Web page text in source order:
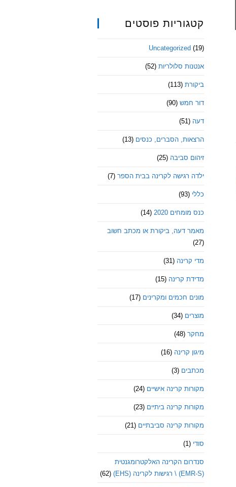
קטגוריות פוסטים
Uncategorized (19)
אנטנות סלולריות (52)
ביקורת (113)
דור חמש (90)
דעה (51)
הרצאות, הסברים, כנסים (13)
זיהום סביבה (25)
ילדה רגישה לקרינה בבית הספר (7)
כללי (93)
כנס מומחים 2020 (14)
מאמר דעה, ביקורת או מכתב חשוב
(27)
מדי קרינה (31)
מדידת קרינה (15)
מונים חכמים ומקרינים (17)
מוצרים (34)
מחקר (48)
מיגון קרינה (16)
מכתבים (3)
מקורות קרינה אישיים (24)
מקורות קרינה ביתיים (23)
מקורות קרינה סביבתיים (21)
סודי (1)
סנדרום הקרינה האלקטרומגנטית
(EMR-S) \ רגישות לקרינה (EHS)
(62)